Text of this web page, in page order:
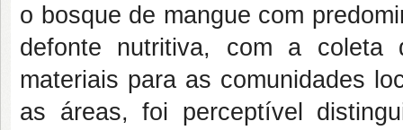
o bosque de mangue com
defonte nutritiva, com a coleta
materiais para as comunidades
as áreas, foi perceptível